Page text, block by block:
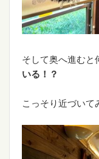
そして奥へ進むと
いる！？
こっそり近づいて